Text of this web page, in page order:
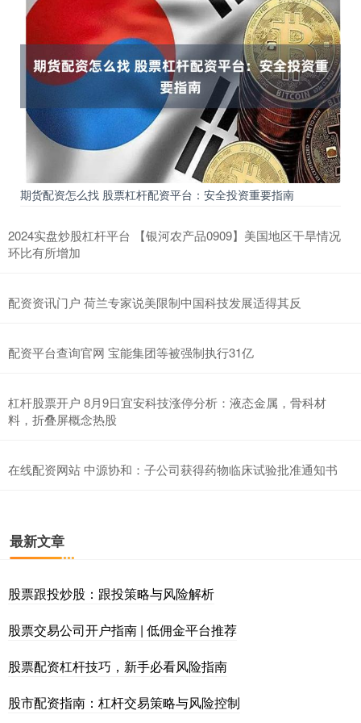
期货配资怎么找 股票杠杆配资平台：安全投资重要指南
2024实盘炒股杠杆平台 【银河农产品0909】美国地区干旱情况
环比有所增加
配资资讯门户 荷兰专家说美限制中国科技发展适得其反
配资平台查询官网 宝能集团等被强制执行31亿
杠杆股票开户 8月9日宜安科技涨停分析：液态金属，骨科材
料，折叠屏概念热股
在线配资网站 中源协和：子公司获得药物临床试验批准通知书
最新文章
股票跟投炒股：跟投策略与风险解析
股票交易公司开户指南 | 低佣金平台推荐
股票配资杠杆技巧，新手必看风险指南
股市配资指南：杠杆交易策略与风险控制